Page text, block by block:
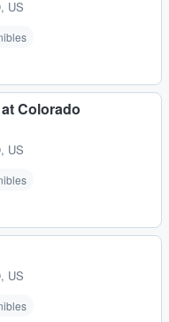
US
Colorado
US
US